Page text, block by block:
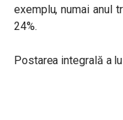
exemplu, numai anul
24%.
Postarea integrală a